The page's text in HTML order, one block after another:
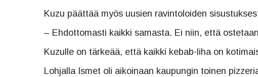
Kuzu päättää myös uusien ravintoloiden
– Ehdottomasti kaikki samasta. Ei niin, että
Kuzulle on tärkeää, että kaikki kebab-liha on
Lohjalla Ismet oli aikoinaan kaupungin toinen